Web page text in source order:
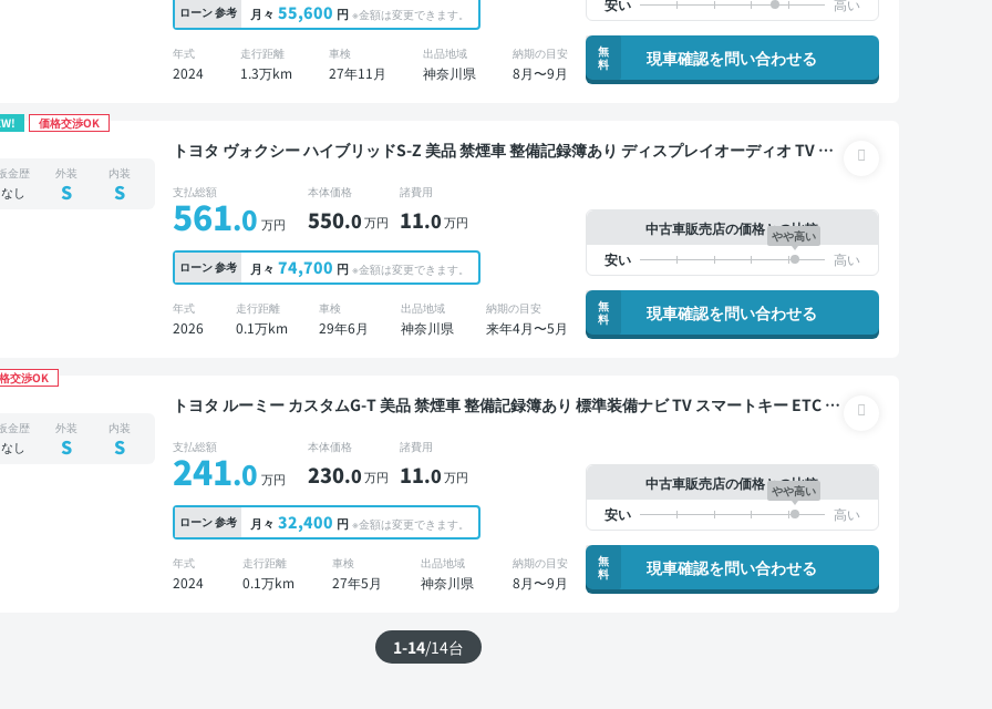
ローン参考 月々 55,600 円 ※金額は変更できます。
年式
2024
走行距離
1.3万km
車検
27年11月
出品地域
神奈川県
納期の目安
8月〜9月
無
料
現車確認を問い合わせる
価格交渉OK
トヨタ ヴォクシー ハイブリッドS-Z 美品 禁煙車 整備記録簿あり ディスプレイオーディオ TV 後
クドア バックモニター ドライブレコーダー 衝突軽減 両側電動スライドドア 7人乗り
金歴
なし
外装
S
内装
S 支払総額
561.0 万円
本体価格
550.0万円
諸費用
11.0万円
ローン参考 月々 74,700 円 ※金額は変更できます。
年式
2026
走行距離
0.1万km
車検
29年6月
出品地域
神奈川県
納期の目安
来年4月〜5月
中古車販売店の価格との比較
やや高い
無
料
現車確認を問い合わせる
交渉OK
トヨタ ルーミー カスタムG-T 美品 禁煙車 整備記録簿あり 標準装備ナビ TV スマートキー ETC バ
金歴
なし
外装
S
内装
S 支払総額
241.0 万円
本体価格
230.0万円
諸費用
11.0万円
ローン参考 月々 32,400 円 ※金額は変更できます。
年式
2024
走行距離
0.1万km
車検
27年5月
出品地域
神奈川県
納期の目安
8月〜9月
中古車販売店の価格との比較
やや高い
無
料
現車確認を問い合わせる
1-14/14台